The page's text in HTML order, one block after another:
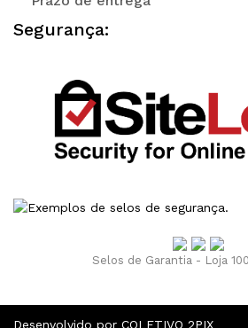
Segurança:
Selos de Garantia - Loja
Desenvolvido por COLETIVO 2PIX